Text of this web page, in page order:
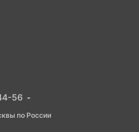
56
по России